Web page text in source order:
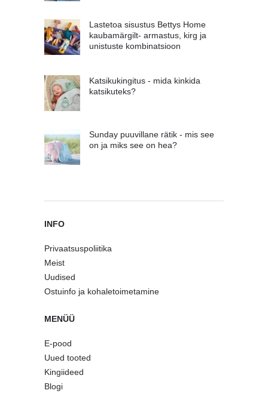
Lastetoa sisustus Bettys Home
kaubamärgilt- armastus, kirg ja
unistuste kombinatsioon
Katsikukingitus - mida kinkida
katsikuteks?
Sunday puuvillane rätik - mis see
on ja miks see on hea?
INFO
Privaatsuspoliitika
Meist
Uudised
Ostuinfo ja kohaletoimetamine
MENÜÜ
E-pood
Uued tooted
Kingiideed
Blogi